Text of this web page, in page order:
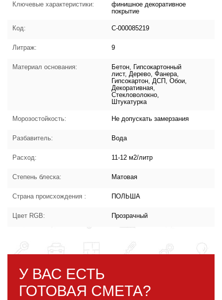
Ключевые характеристики:
финишное декоративное
покрытие
Код: С-000085219
Литраж: 9
Материал основания:
Бетон, Гипсокартонный
лист, Дерево, Фанера,
Гипсокартон, ДСП, Обои,
Декоративная,
Стекловолокно,
Штукатурка
Морозостойкость: Не допускать замерзания
Разбавитель: Вода
Расход: 11-12 м2/литр
Степень блеска: Матовая
Страна происхождения : ПОЛЬША
Цвет RGB: Прозрачный
У ВАС ЕСТЬ
ГОТОВАЯ СМЕТА?